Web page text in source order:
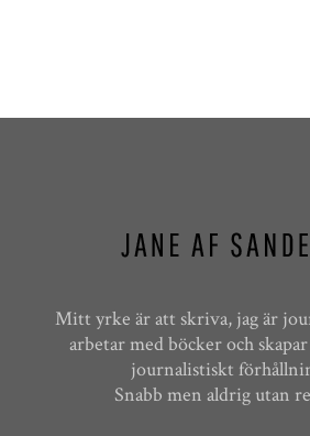
Mitt yrke är att skriva, jag är
arbetar med böcker och
journalistiskt
Snabb men aldrig utan